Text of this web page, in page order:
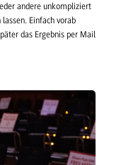
andere unkompliziert
Einfach vorab
das Ergebnis per Mail